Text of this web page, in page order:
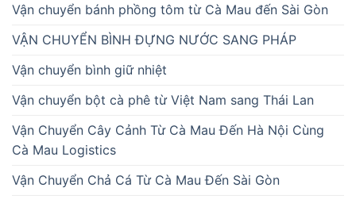
Vận chuyển bánh phồng tôm từ Cà Mau đến Sài Gòn
VẬN CHUYỂN BÌNH ĐỰNG NƯỚC SANG PHÁP
Vận chuyển bình giữ nhiệt
Vận chuyển bột cà phê từ Việt Nam sang Thái Lan
Vận Chuyển Cây Cảnh Từ Cà Mau Đến Hà Nội Cùng
Cà Mau Logistics
Vận Chuyển Chả Cá Từ Cà Mau Đến Sài Gòn